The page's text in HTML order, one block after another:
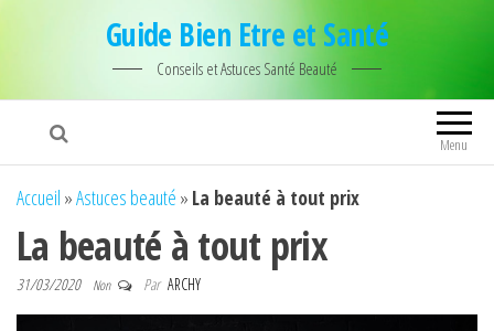
Guide Bien Etre et Santé
Conseils et Astuces Santé Beauté
Menu
Accueil »Astuces beauté » La beauté à tout prix
La beauté à tout prix
31/03/2020 Non Par ARCHY